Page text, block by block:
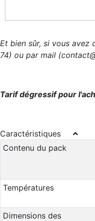
Et bien sûr, si vous
74) ou par mail
Tarif dégressif pour
Caractéristiques
Contenu du pack
Températures
Dimensions des